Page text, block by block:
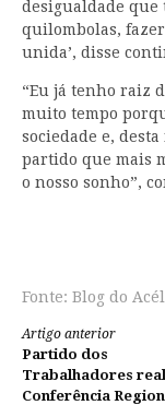
desigualdade que
quilombolas,
unida’, disse
“Eu já tenho raiz
muito tempo
sociedade e,
partido que mais
o nosso sonho”,
Fonte: Blog do
Continue
lendo
Artigo anterior
Partido dos
Trabalhadores
Conferência